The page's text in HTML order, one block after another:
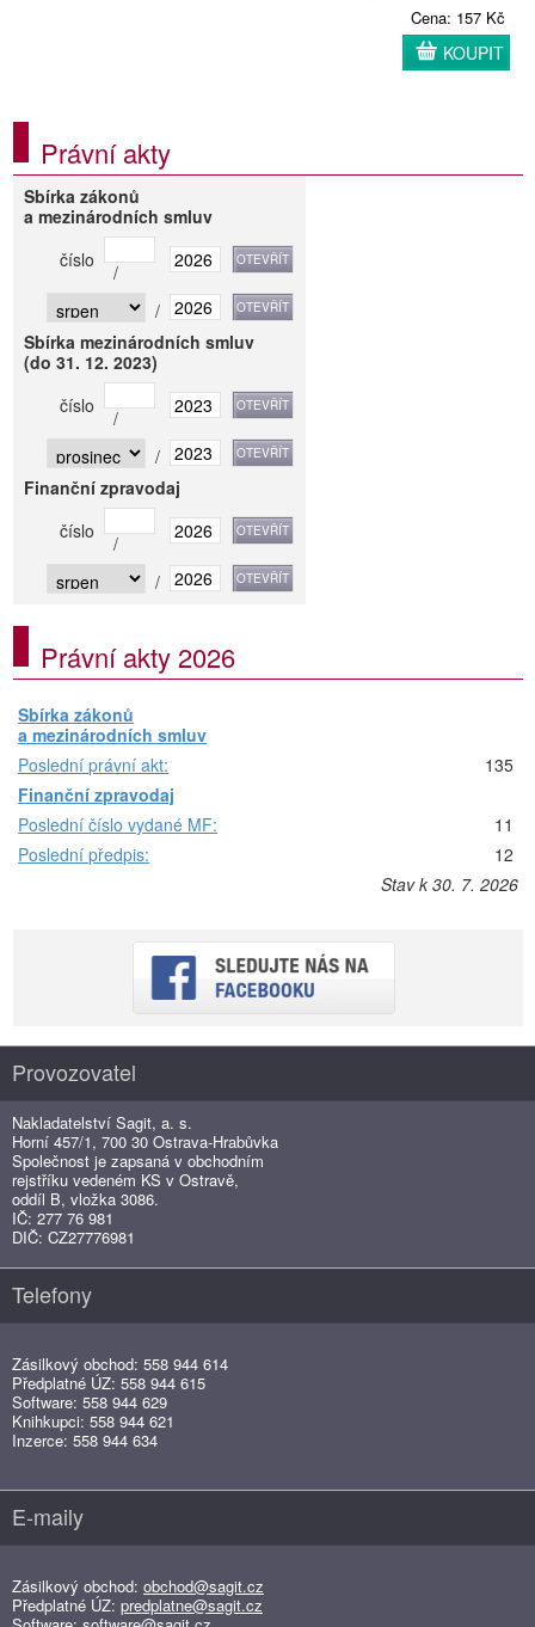
Cena: 157 Kč
KOUPIT
Právní akty
Sbírka zákonů
a mezinárodních smluv
číslo
/
/
Sbírka mezinárodních smluv
(do 31. 12. 2023)
číslo
/
/
Finanční zpravodaj
číslo
/
/
Právní akty 2026
Sbírka zákonů
a mezinárodních smluv
Poslední právní akt:
135
Finanční zpravodaj
Poslední číslo vydané MF:
11
Poslední předpis:
12
Stav k 30. 7. 2026
Provozovatel
Nakladatelství Sagit, a. s.
Horní 457/1, 700 30 Ostrava-Hrabůvka
Společnost je zapsaná v obchodním
rejstříku vedeném KS v Ostravě,
oddíl B, vložka 3086.
IČ: 277 76 981
DIČ: CZ27776981
Telefony
Zásilkový obchod: 558 944 614
Předplatné ÚZ: 558 944 615
Software: 558 944 629
Knihkupci: 558 944 621
Inzerce: 558 944 634
E-maily
Zásilkový obchod: obchod@sagit.cz
Předplatné ÚZ: predplatne@sagit.cz